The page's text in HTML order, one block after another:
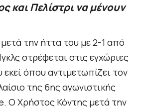
και Πελίστρι να μένουν
την ήττα του με 2-1 από
στρέφεται στις εγχώριες
όπου αντιμετωπίζει τον
της 6ης αγωνιστικής
Ο Χρήστος Κόντης μετά την